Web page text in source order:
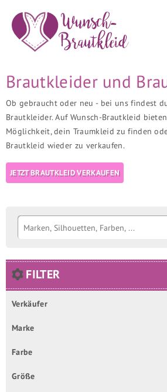
Brautkleider und
Ob gebraucht oder neu - bei uns findest
Brautkleider. Auf Wunsch-Brautkleid
Möglichkeit, dein Traumkleid zu finden
Brautkleid wieder zu verkaufen.
JETZT BRAUTKLEID VERKAUFEN
FILTER
Verkäufer
Marke
Farbe
Größe